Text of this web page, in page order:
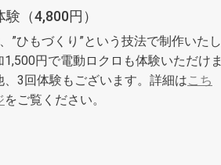
（4,800円）
”ひもづくり”という技法で制作いたし
1,500円で電動ロクロも体験いただけま
、3回体験もございます。詳細はこち
をご覧ください。